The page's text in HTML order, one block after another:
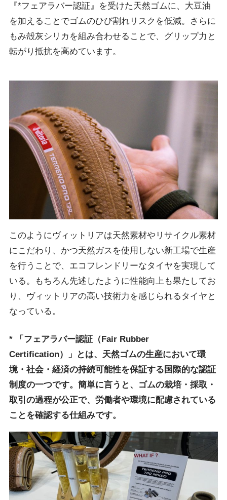
『*フェアラバー認証』を受けた天然ゴムに、大豆油
を加えることでゴムのひび割れリスクを低減。さらに
もみ殻灰シリカを組み合わせることで、グリップ力と
転がり抵抗を高めています。
このようにヴィットリアは天然素材やリサイクル素材
にこだわり、かつ天然ガスを使用しない新工場で生産
を行うことで、エコフレンドリーなタイヤを実現して
いる。もちろん先述したように性能向上も果たしてお
り、ヴィットリアの高い技術力を感じられるタイヤと
なっている。
*
「フェアラバー認証（Fair Rubber
Certification）」とは、天然ゴムの生産において環
境・社会・経済の持続可能性を保証する国際的な認証
制度の一つです。簡単に言うと、ゴムの栽培・採取・
取引の過程が公正で、労働者や環境に配慮されている
ことを確認する仕組みです。